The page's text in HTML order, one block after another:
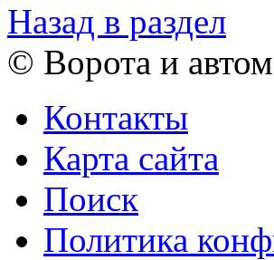
Назад в раздел
© Ворота и
Контакты
Карта сайта
Поиск
Политика